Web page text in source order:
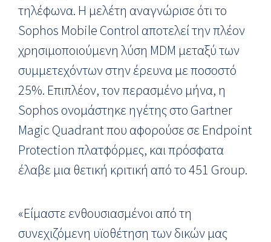
τηλέφωνα. Η μελέτη αναγνώρισε ότι το
Sophos Mobile Control αποτελεί την πλέον
χρησιμοποιούμενη λύση MDM μεταξύ των
συμμετεχόντων στην έρευνα με ποσοστό
25%. Επιπλέον, τον περασμένο μήνα, η
Sophos ονομάστηκε ηγέτης στο Gartner
Magic Quadrant που αφορούσε σε Endpoint
Protection πλατφόρμες, και πρόσφατα
έλαβε μια θετική κριτική από το 451 Group.
«Είμαστε ενθουσιασμένοι από τη
συνεχιζόμενη υϊοθέτηση των δικών μας